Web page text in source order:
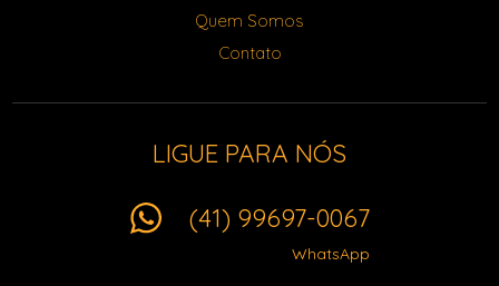
Quem Somos
Contato
LIGUE PARA NÓS
(41) 99697-0067
WhatsApp